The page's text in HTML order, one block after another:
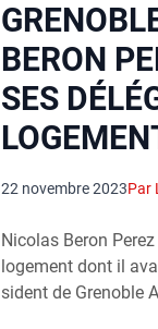
BERON
SES
22 novembre 2023Par
Nico­las Beron
loge­ment dont il
sident de Gre­noble